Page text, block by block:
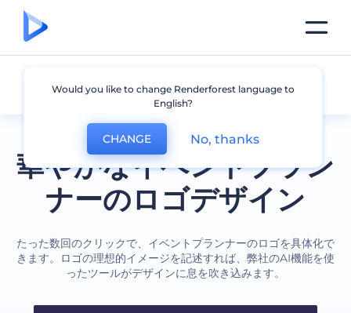
華やかなイベントプラン
ナーのロゴデザイン
たった数回のクリックで、イベントプランナーのロゴを具体化で
きます。ロゴの理想的イメージを記述すれば、弊社のAI機能を使
ったツールがデザインに息を吹き込みます。
イベントプランナー
Would you like to change Renderforest language to
English?
CHANGE No, thanks